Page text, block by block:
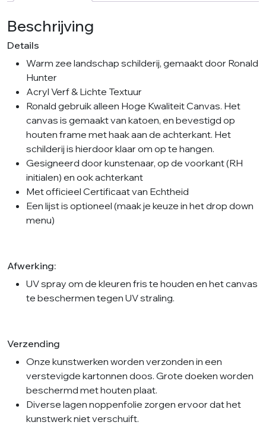
Beschrijving
Details
Warm zee landschap schilderij, gemaakt door Ronald
Hunter
Acryl Verf & Lichte Textuur
Ronald gebruik alleen Hoge Kwaliteit Canvas. Het
canvas is gemaakt van katoen, en bevestigd op
houten frame met haak aan de achterkant. Het
schilderij is hierdoor klaar om op te hangen.
Gesigneerd door kunstenaar, op de voorkant (RH
initialen) en ook achterkant
Met officieel Certificaat van Echtheid
Een lijst is optioneel (maak je keuze in het drop down
menu)
Afwerking:
UV spray om de kleuren fris te houden en het canvas
te beschermen tegen UV straling.
Verzending
Onze kunstwerken worden verzonden in een
verstevigde kartonnen doos. Grote doeken worden
beschermd met houten plaat.
Diverse lagen noppenfolie zorgen ervoor dat het
kunstwerk niet verschuift.